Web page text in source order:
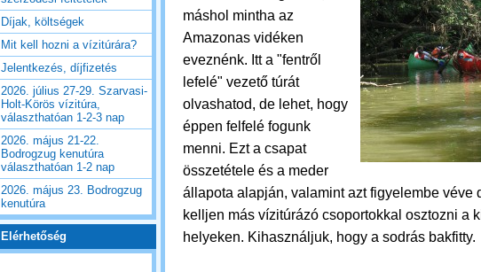
máshol mintha az
Amazonas vidéken
eveznénk. Itt a "fentről
lefelé" vezető túrát
olvashatod, de lehet, hogy
éppen felfelé fogunk
menni. Ezt a csapat
összetétele és a meder
állapota alapján, valamint azt figyelembe véve
kelljen más vízitúrázó csoportokkal osztozni a
helyeken. Kihasználjuk, hogy a sodrás bakfitty.
Díjak, költségek
Mit kell hozni a vízitúrára?
Jelentkezés, díjfizetés
2026. július 27-29. Szarvasi-
Holt-Körös vízitúra,
választhatóan 1-2-3 nap
2026. május 21-22.
Bodrogzug kenutúra
választhatóan 1-2 nap
2026. május 23. Bodrogzug
kenutúra
Elérhetőség